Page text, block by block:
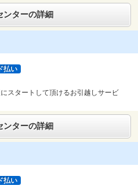
ンターの詳細
払い
スタートして頂けるお引越しサービ
ンターの詳細
払い